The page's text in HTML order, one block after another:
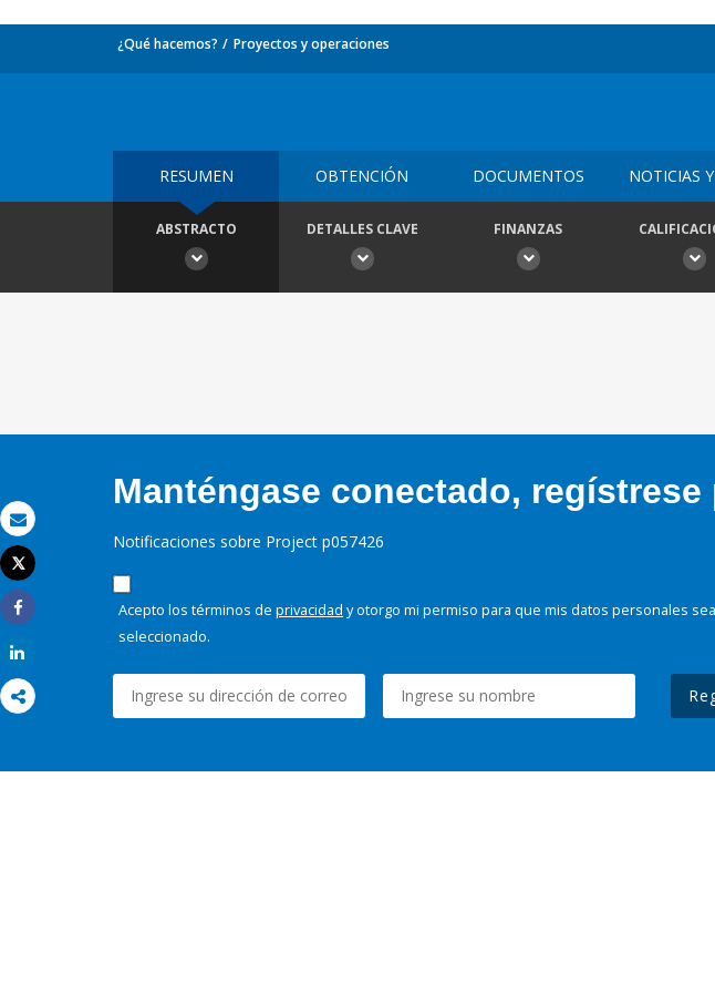
Correo electrónico
Imprimir
Tweet
Share
¿Qué hacemos? Proyectos y operaciones
RESUMEN OBTENCIÓN DOCUMENTOS NOTICIAS
ABSTRACTO DETALLES CLAVE FINANZAS
Manténgase conectado, regístrese
Notificaciones sobre Project p057426
Acepto los términos de privacidad y otorgo mi permiso para que mis datos personales
seleccionado.